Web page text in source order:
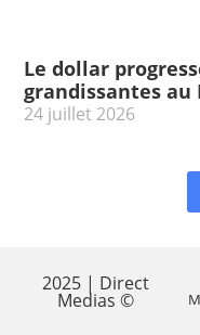
Le dollar
grandissantes
24 juillet 2026
2025 | Direct
Medias ©